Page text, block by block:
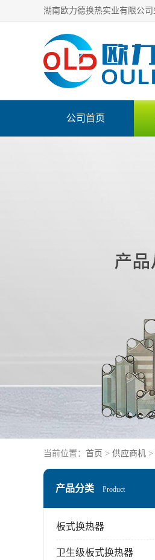
公司首页
当前位置： 首页 > 供应商机 >
产品分类 Product
板式换热器
卫生级板式换热器